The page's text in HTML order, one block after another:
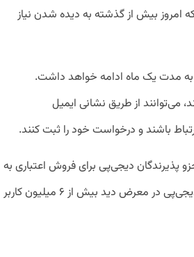
امروز بیش از گذشته به دیده شدن نیاز
۱۴۰۴ آغاز می‌شود و به مدت یک ماه ادامه خواهد داشت.
می‌توانند از طریق نشانی ایمیل
پذیرندگان دیجی‌پی برای فروش اعتباری به
مشتریانشان هستند و در لیست فروشگاه‌های دیجی‌پی در معرض دید بیش از ۶ میلیون کاربر